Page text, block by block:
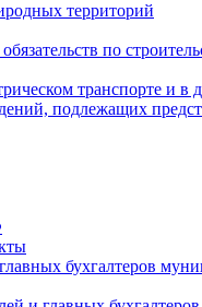
территорий
по
транспорте и в
подлежащих
бухгалтеров